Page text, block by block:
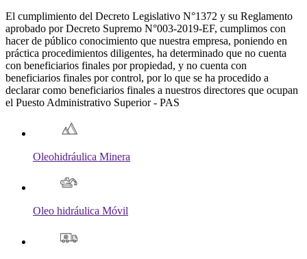
El cumplimiento del Decreto Legislativo N°1372 y su Reglamento
aprobado por Decreto Supremo N°003-2019-EF, cumplimos con
hacer de público conocimiento que nuestra empresa, poniendo en
práctica procedimientos diligentes, ha determinado que no cuenta
con beneficiarios finales por propiedad, y no cuenta con
beneficiarios finales por control, por lo que se ha procedido a
declarar como beneficiarios finales a nuestros directores que ocupan
el Puesto Administrativo Superior - PAS
Oleohidráulica Minera
Oleo hidráulica Móvil